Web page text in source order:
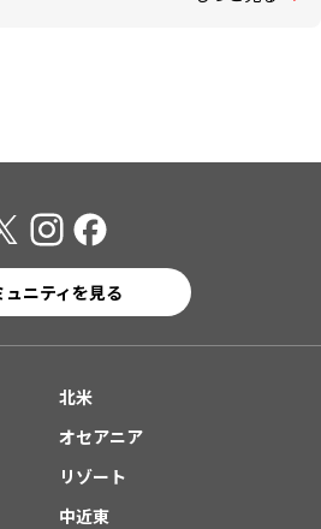
ュニティを見る
北米
オセアニア
リゾート
中近東